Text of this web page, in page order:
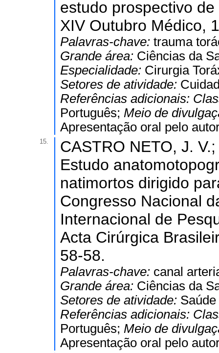
estudo prospectivo
XIV Outubro Médico,
Palavras-chave: trauma
Grande área: Ciências da
Especialidade: Cirurgia
Setores de atividade:
Referências adicionais:
Português; Meio de
Apresentação oral pelo
15.
CASTRO NETO, J.
Estudo
natimortos dirigido
Congresso Nacional
Internacional de
Acta Cirúrgica
58-58.
Palavras-chave: canal
Grande área: Ciências da
Setores de atividade:
Referências adicionais:
Português; Meio de
Apresentação oral pelo